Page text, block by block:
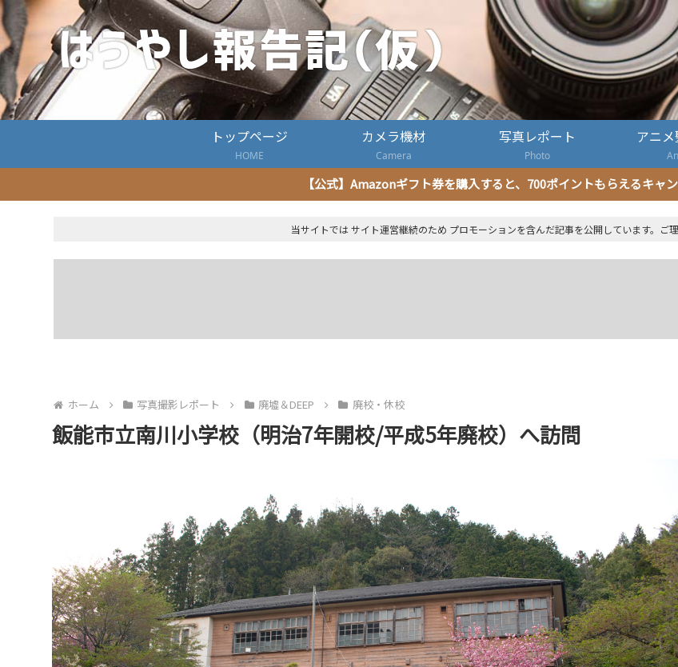
トップページ
HOME
カメラ機材
Camera
写真レポート
Photo
アニ
【公式】Amazonギフト券を購入すると、700ポイントもらえるキャ
当サイトでは サイト運営継続のため プロモーションを含んだ記事を公開しています。ご
ホーム 写真撮影レポート 廃墟＆DEEP 廃校・休校
飯能市立南川小学校（明治7年開校/平成5年廃校）へ訪問